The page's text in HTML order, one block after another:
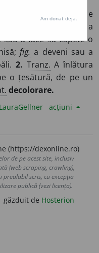
A-și pierde
în urma expunerii la
a face să capete o
fig. a deveni sau a
2. Tranz. A înlătura
o țesătură, de pe un
decolorare.
LauraGellner acțiuni
(https://dexonline.ro)
de pe acest site, inclusiv
(web scraping, crawling),
scris, cu excepția
publică (vezi licența).
găzduit de Hosterion
Am donat deja.